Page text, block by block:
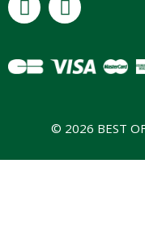
© 2026 BEST